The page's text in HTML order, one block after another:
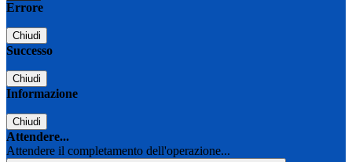
Errore
Chiudi
Successo
Chiudi
Informazione
Chiudi
Attendere...
Attendere il completamento dell'operazione...